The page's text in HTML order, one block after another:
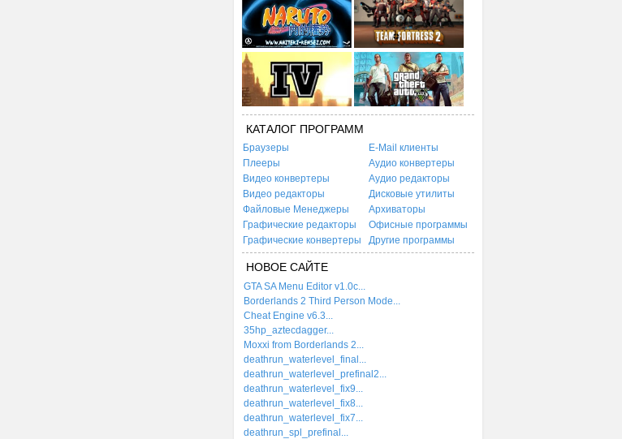
КАТАЛОГ ПРОГРАММ
Браузеры
E-Mail клиенты
Плееры
Аудио конвертеры
Видео конвертеры
Аудио редакторы
Видео редакторы
Дисковые утилиты
Файловые Менеджеры
Архиваторы
Графические редакторы
Офисные программы
Графические конвертеры
Другие программы
НОВОЕ САЙТЕ
GTA SA Menu Editor v1.0c...
Borderlands 2 Third Person Mode...
Cheat Engine v6.3...
35hp_aztecdagger...
Moxxi from Borderlands 2...
deathrun_waterlevel_final...
deathrun_waterlevel_prefinal2...
deathrun_waterlevel_fix9...
deathrun_waterlevel_fix8...
deathrun_waterlevel_fix7...
deathrun_spl_prefinal...